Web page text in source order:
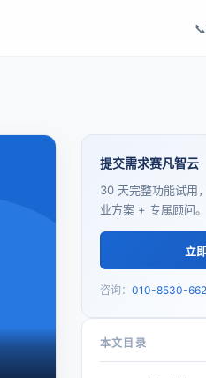
提交需求赛凡智云
30 天完整功能试用
业方案 + 专属顾问。
立
咨询： 010-8530-
本文目录